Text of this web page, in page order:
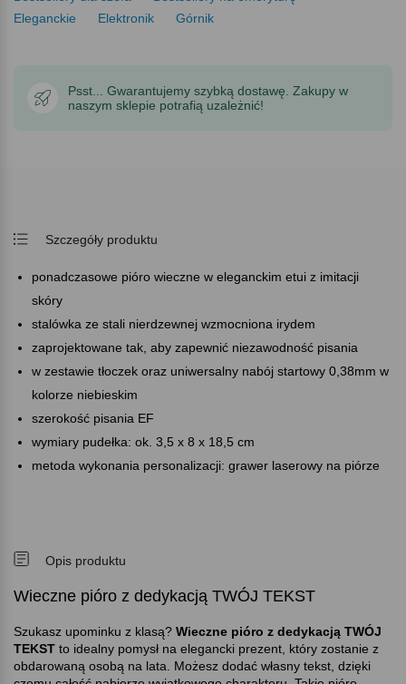
Eleganckie
Elektronik Górnik
Psst... Gwarantujemy szybką dostawę. Zakupy w
naszym sklepie potrafią uzależnić!
Szczegóły produktu
ponadczasowe pióro wieczne w eleganckim etui z imitacji
skóry
stalówka ze stali nierdzewnej wzmocniona irydem
zaprojektowane tak, aby zapewnić niezawodność pisania
w zestawie tłoczek oraz uniwersalny nabój startowy 0,38mm w
kolorze niebieskim
szerokość pisania EF
wymiary pudełka: ok. 3,5 x 8 x 18,5 cm
metoda wykonania personalizacji: grawer laserowy na piórze
Opis produktu
Wieczne pióro z dedykacją TWÓJ TEKST
Szukasz upominku z klasą Wieczne pióro z dedykacją TWÓJ
TEKST to idealny pomysł na elegancki prezent, który zostanie z
obdarowaną osobą na lata. Możesz dodać własny tekst, dzięki